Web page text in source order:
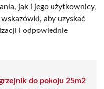
jak i jego użytkownicy,
aby uzyskać
i odpowiednie
do pokoju 25m2